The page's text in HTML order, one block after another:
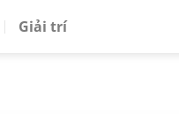
Giải trí